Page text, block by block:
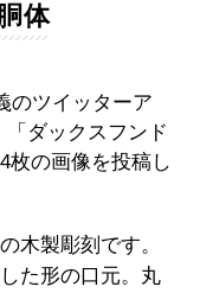
体
のツイッターア
「ダックスフンド
枚の画像を投稿し
木製彫刻です。
た形の口元。丸